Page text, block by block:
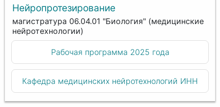
Нейропротезирование
магистратура 06.04.01 "Биология" (медицинские
нейротехнологии)
Рабочая программа 2025 года
Кафедра медицинских нейротехнологий ИНН